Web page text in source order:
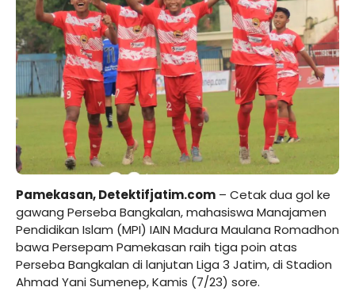
Pamekasan, Detektifjatim.com – Cetak dua gol ke
gawang Perseba Bangkalan, mahasiswa Manajamen
Pendidikan Islam (MPI) IAIN Madura Maulana Romadhon
bawa Persepam Pamekasan raih tiga poin atas
Perseba Bangkalan di lanjutan Liga 3 Jatim, di Stadion
Ahmad Yani Sumenep, Kamis (7/23) sore.